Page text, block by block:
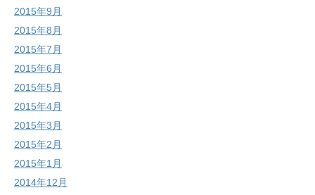
2015年9月
2015年8月
2015年7月
2015年6月
2015年5月
2015年4月
2015年3月
2015年2月
2015年1月
2014年12月